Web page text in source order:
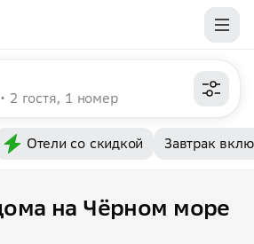
2 гостя, 1 номер
Отели со скидкой Завтрак
на Чёрном море